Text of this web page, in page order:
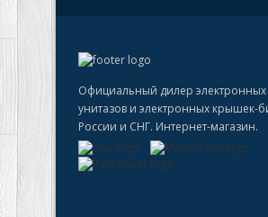
Официальный дилер электронных
унитазов и электронных крышек-
России и СНГ. Интернет-магазин.